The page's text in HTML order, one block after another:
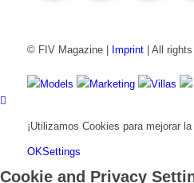
© FIV Magazine | Imprint| All rights
Models Marketing Villas
¡Utilizamos Cookies para mejorar
OKSettings
Cookie and Privacy